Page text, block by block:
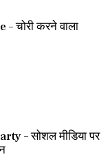
चोरी करने वाला
– सोशल मीडिया पर